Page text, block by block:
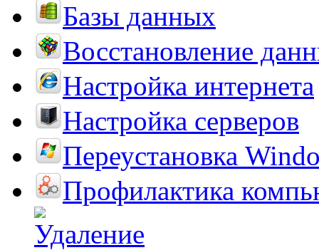
Базы данных
Восстановление
Настройка интернета
Настройка серверов
Переустановка
Профилактика